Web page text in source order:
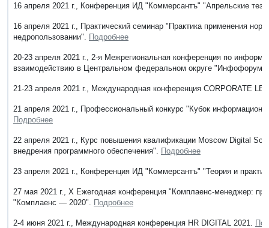
16 апреля 2021 г., Конференция ИД "Коммерсантъ" "Апрельские
16 апреля 2021 г., Практический семинар "Практика применения
недропользовании". Подробнее
20-23 апреля 2021 г., 2-я Межрегиональная конференция по
взаимодействию в Центральном федеральном округе
21-23 апреля 2021 г., Международная конференция CORPORATE
21 апреля 2021 г., Профессиональный конкурс "Кубок
Подробнее
22 апреля 2021 г., Курс повышения квалификации Moscow Digital
внедрения программного обеспечения". Подробнее
23 апреля 2021 г., Конференция ИД "Коммерсантъ" "Теория и
27 мая 2021 г., X Ежегодная конференция "Комплаенс-менеджер:
"Комплаенс — 2020". Подробнее
2-4 июня 2021 г., Международная конференция HR DIGITAL 2021.